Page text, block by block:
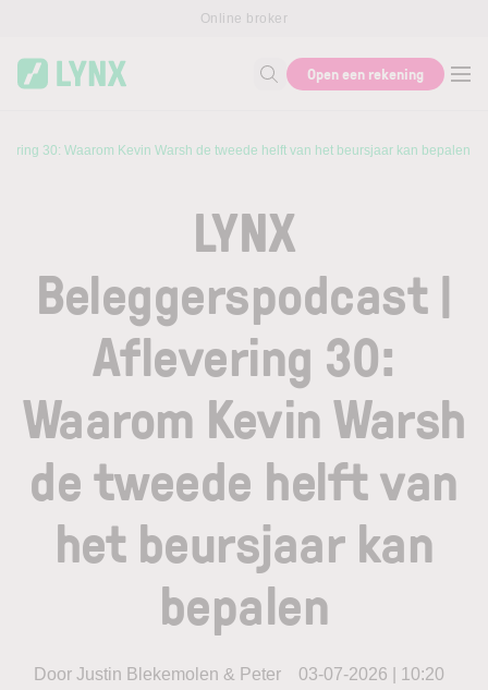
Online broker
Zoek naar informatie
Open een rekening
30: Waarom Kevin Warsh de tweede helft van het beursjaar kan bepalen
LYNX
Beleggerspodcast |
Aflevering 30:
Waarom Kevin Warsh
de tweede helft van
het beursjaar kan
bepalen
Door Justin Blekemolen & Peter
03-07-2026 | 10:20